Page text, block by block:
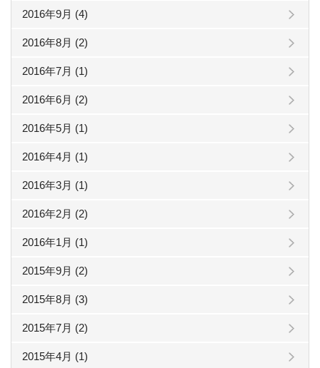
2016年9月 (4)
2016年8月 (2)
2016年7月 (1)
2016年6月 (2)
2016年5月 (1)
2016年4月 (1)
2016年3月 (1)
2016年2月 (2)
2016年1月 (1)
2015年9月 (2)
2015年8月 (3)
2015年7月 (2)
2015年4月 (1)